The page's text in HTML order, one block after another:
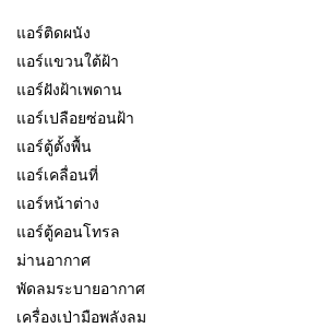
แอร์ติดผนัง
แอร์แขวนใต้ฝ้า
แอร์ฝังฝ้าเพดาน
แอร์เปลือยซ่อนฝ้า
แอร์ตู้ตั้งพื้น
แอร์เคลื่อนที่
แอร์หน้าต่าง
แอร์ตู้คอนโทรล
ม่านอากาศ
พัดลมระบายอากาศ
เครื่องเป่ามือพลังลม